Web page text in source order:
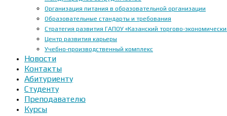
Организация питания в образовательной организации
Образовательные стандарты и требования
Стратегия развития ГАПОУ «Казанский торгово-
Центр развития карьеры
Учебно-производственный комплекс
Новости
Контакты
Абитуриенту
Студенту
Преподавателю
Курсы